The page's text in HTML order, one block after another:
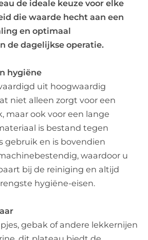
de ideale keuze voor elke
die waarde hecht aan een
en optimaal
de dagelijkse operatie.
hygiëne
uit hoogwaardig
niet alleen zorgt voor een
maar ook voor een lange
is bestand tegen
gebruik en is bovendien
waardoor u
bij de reiniging en altijd
hygiëne-eisen.
gebak of andere lekkernijen